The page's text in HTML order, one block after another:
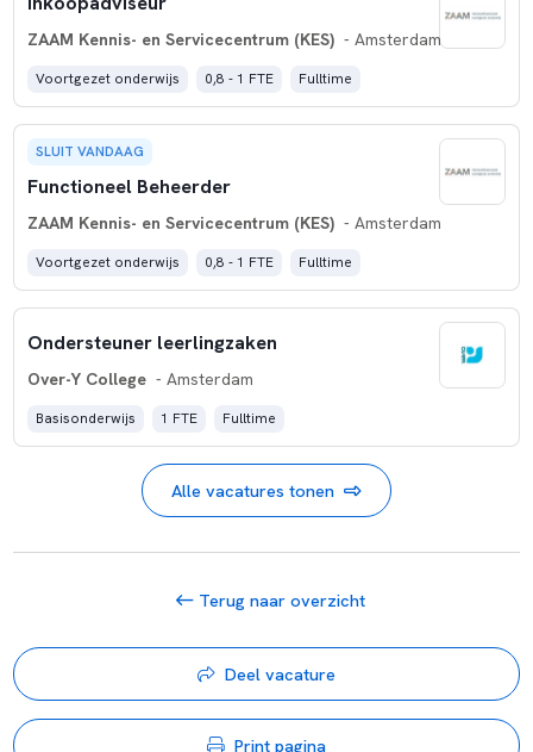
beroepsvaardigheden. Met de vervolgopleidingen (mbo en
havo) wordt gewerkt aan mooie doorlopende leerlijnen. De
school profileert zich door een vernieuwend aanbod binnen
het profiel Dienstverlening & Producten.
ZAAM Kennis- en Servicecentrum (KES) - Amsterdam
Voortgezet onderwijs 0,8 - 1 FTE Fulltime
SLUIT VANDAAG
Functioneel Beheerder
ZAAM Kennis- en Servicecentrum (KES) - Amsterdam
Voortgezet onderwijs 0,8 - 1 FTE Fulltime
Ondersteuner leerlingzaken
Over-Y College - Amsterdam
Basisonderwijs 1 FTE Fulltime
Alle vacatures tonen
Terug naar overzicht
Deel vacature
Print pagina